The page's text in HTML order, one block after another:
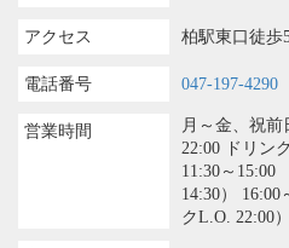
アクセス 柏駅東口徒歩
電話番号 047-197-4290
営業時間
月～金、祝前
22:00 ドリン
11:30～15:00
14:30）
クL.O. 22:00）